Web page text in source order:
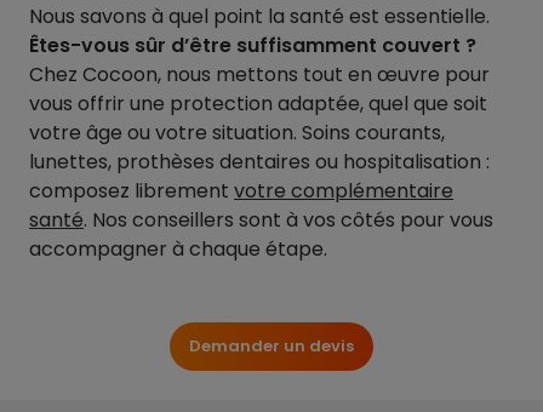
Nous savons à quel point la santé est essentielle.
Êtes-vous sûr d’être suffisamment couvert ?
Chez Cocoon, nous mettons tout en œuvre pour
vous offrir une protection adaptée, quel que soit
votre âge ou votre situation. Soins courants,
lunettes, prothèses dentaires ou hospitalisation :
composez librement votre complémentaire
santé. Nos conseillers sont à vos côtés pour vous
accompagner à chaque étape.
Demander un devis